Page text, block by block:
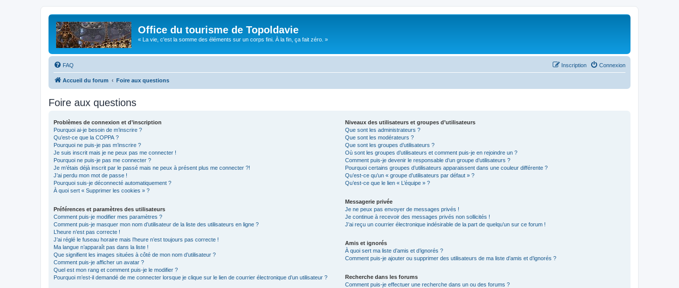
Office du tourisme de Topoldavie
« La vie, c'est la somme des éléments sur un corps fini. À la fin, ça fait zéro. »
FAQ Connexion
Inscription
Accueil du forum Foire aux questions
Foire aux questions
Problèmes de connexion et d’inscription
Pourquoi ai-je besoin de m’inscrire ?
Qu’est-ce que la COPPA ?
Pourquoi ne puis-je pas m’inscrire ?
Je suis inscrit mais je ne peux pas me connecter !
Pourquoi ne puis-je pas me connecter ?
Je m’étais déjà inscrit par le passé mais ne peux à présent plus me connecter ?!
J’ai perdu mon mot de passe !
Pourquoi suis-je déconnecté automatiquement ?
À quoi sert « Supprimer les cookies » ?
Préférences et paramètres des utilisateurs
Comment puis-je modifier mes paramètres ?
Comment puis-je masquer mon nom d’utilisateur de la liste des utilisateurs en ligne ?
L’heure n’est pas correcte !
J’ai réglé le fuseau horaire mais l’heure n’est toujours pas correcte !
Ma langue n’apparaît pas dans la liste !
Que signifient les images situées à côté de mon nom d’utilisateur ?
Comment puis-je afficher un avatar ?
Quel est mon rang et comment puis-je le modifier ?
Pourquoi m’est-il demandé de me connecter lorsque je clique sur le lien de courrier électronique d’un utilisateur ?
Niveaux des utilisateurs et groupes d’utilisateurs
Que sont les administrateurs ?
Que sont les modérateurs ?
Que sont les groupes d’utilisateurs ?
Où sont les groupes d’utilisateurs et comment puis-je en rejoindre un ?
Comment puis-je devenir le responsable d’un groupe d’utilisateurs ?
Pourquoi certains groupes d’utilisateurs apparaissent dans une couleur différente ?
Qu’est-ce qu’un « groupe d’utilisateurs par défaut » ?
Qu’est-ce que le lien « L’équipe » ?
Messagerie privée
Je ne peux pas envoyer de messages privés !
Je continue à recevoir des messages privés non sollicités !
J’ai reçu un courrier électronique indésirable de la part de quelqu’un sur ce forum !
Amis et ignorés
À quoi sert ma liste d’amis et d’ignorés ?
Comment puis-je ajouter ou supprimer des utilisateurs de ma liste d’amis et d’ignorés ?
Recherche dans les forums
Comment puis-je effectuer une recherche dans un ou des forums ?